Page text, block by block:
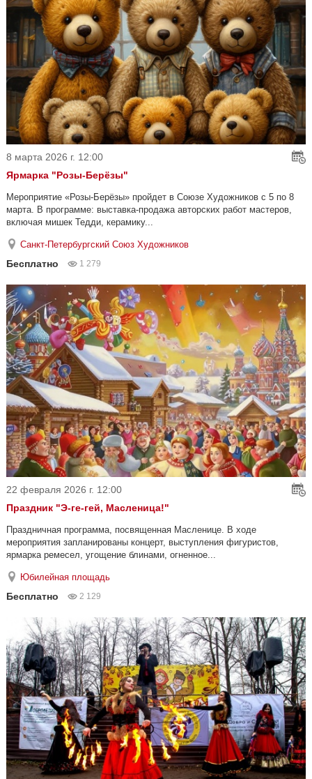
8 марта 2026 г. 12:00
Ярмарка "Розы-Берёзы"
Мероприятие «Розы-Берёзы» пройдет в Союзе Художников с 5 по 8
марта. В программе: выставка-продажа авторских работ мастеров,
включая мишек Тедди, керамику...
Санкт-Петербургский Союз Художников
Бесплатно 1 279
22 февраля 2026 г. 12:00
Праздник "Э-ге-гей, Масленица!"
Праздничная программа, посвященная Масленице. В ходе
мероприятия запланированы концерт, выступления фигуристов,
ярмарка ремесел, угощение блинами, огненное...
Юбилейная площадь
Бесплатно 2 129